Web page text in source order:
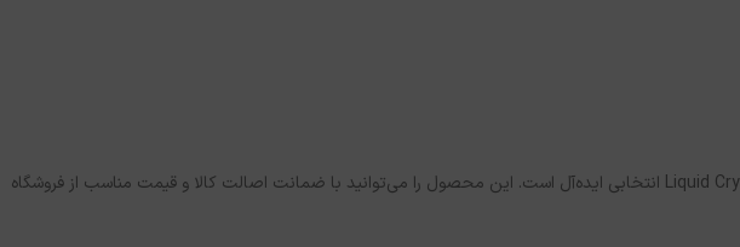
اگر به‌دنبال یک روغن مو حرفه‌ای با کیفیت بالا هستید که همزمان موها را تغذیه، نرم و درخشان کند، روغن مو آرگان آی‌اِن‌جی Liquid Crystals انتخابی ایده‌آل است. این محصول را می‌توانید با ضمانت اصالت کالا و قیمت مناسب از فروشگاه